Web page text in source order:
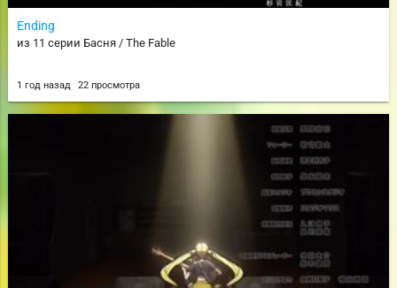
Ending
из 11 серии Басня / The Fable
1 год назад 22 просмотра